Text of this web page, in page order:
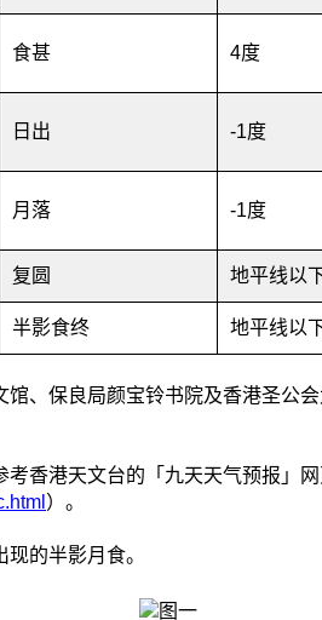
食甚 4度
日出 -1度
月落 -1度
复圆 地平线以
半影食终 地平线以
、保良局颜宝铃书院及香港圣公
香港天文台的「九天天气预报」
）。
的半影月食。